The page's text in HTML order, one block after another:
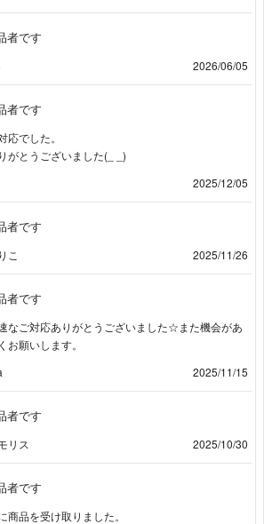
者です
2026/06/05
者です
応でした。
がとうございました(_ _)
2025/12/05
者です
こ 2025/11/26
者です
なご対応ありがとうございました☆また機会があ
お願いします。
2025/11/15
者です
リス 2025/10/30
者です
商品を受け取りました。